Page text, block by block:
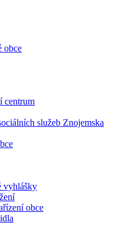
obce
centrum
služeb Znojemska
vyhlášky
obce